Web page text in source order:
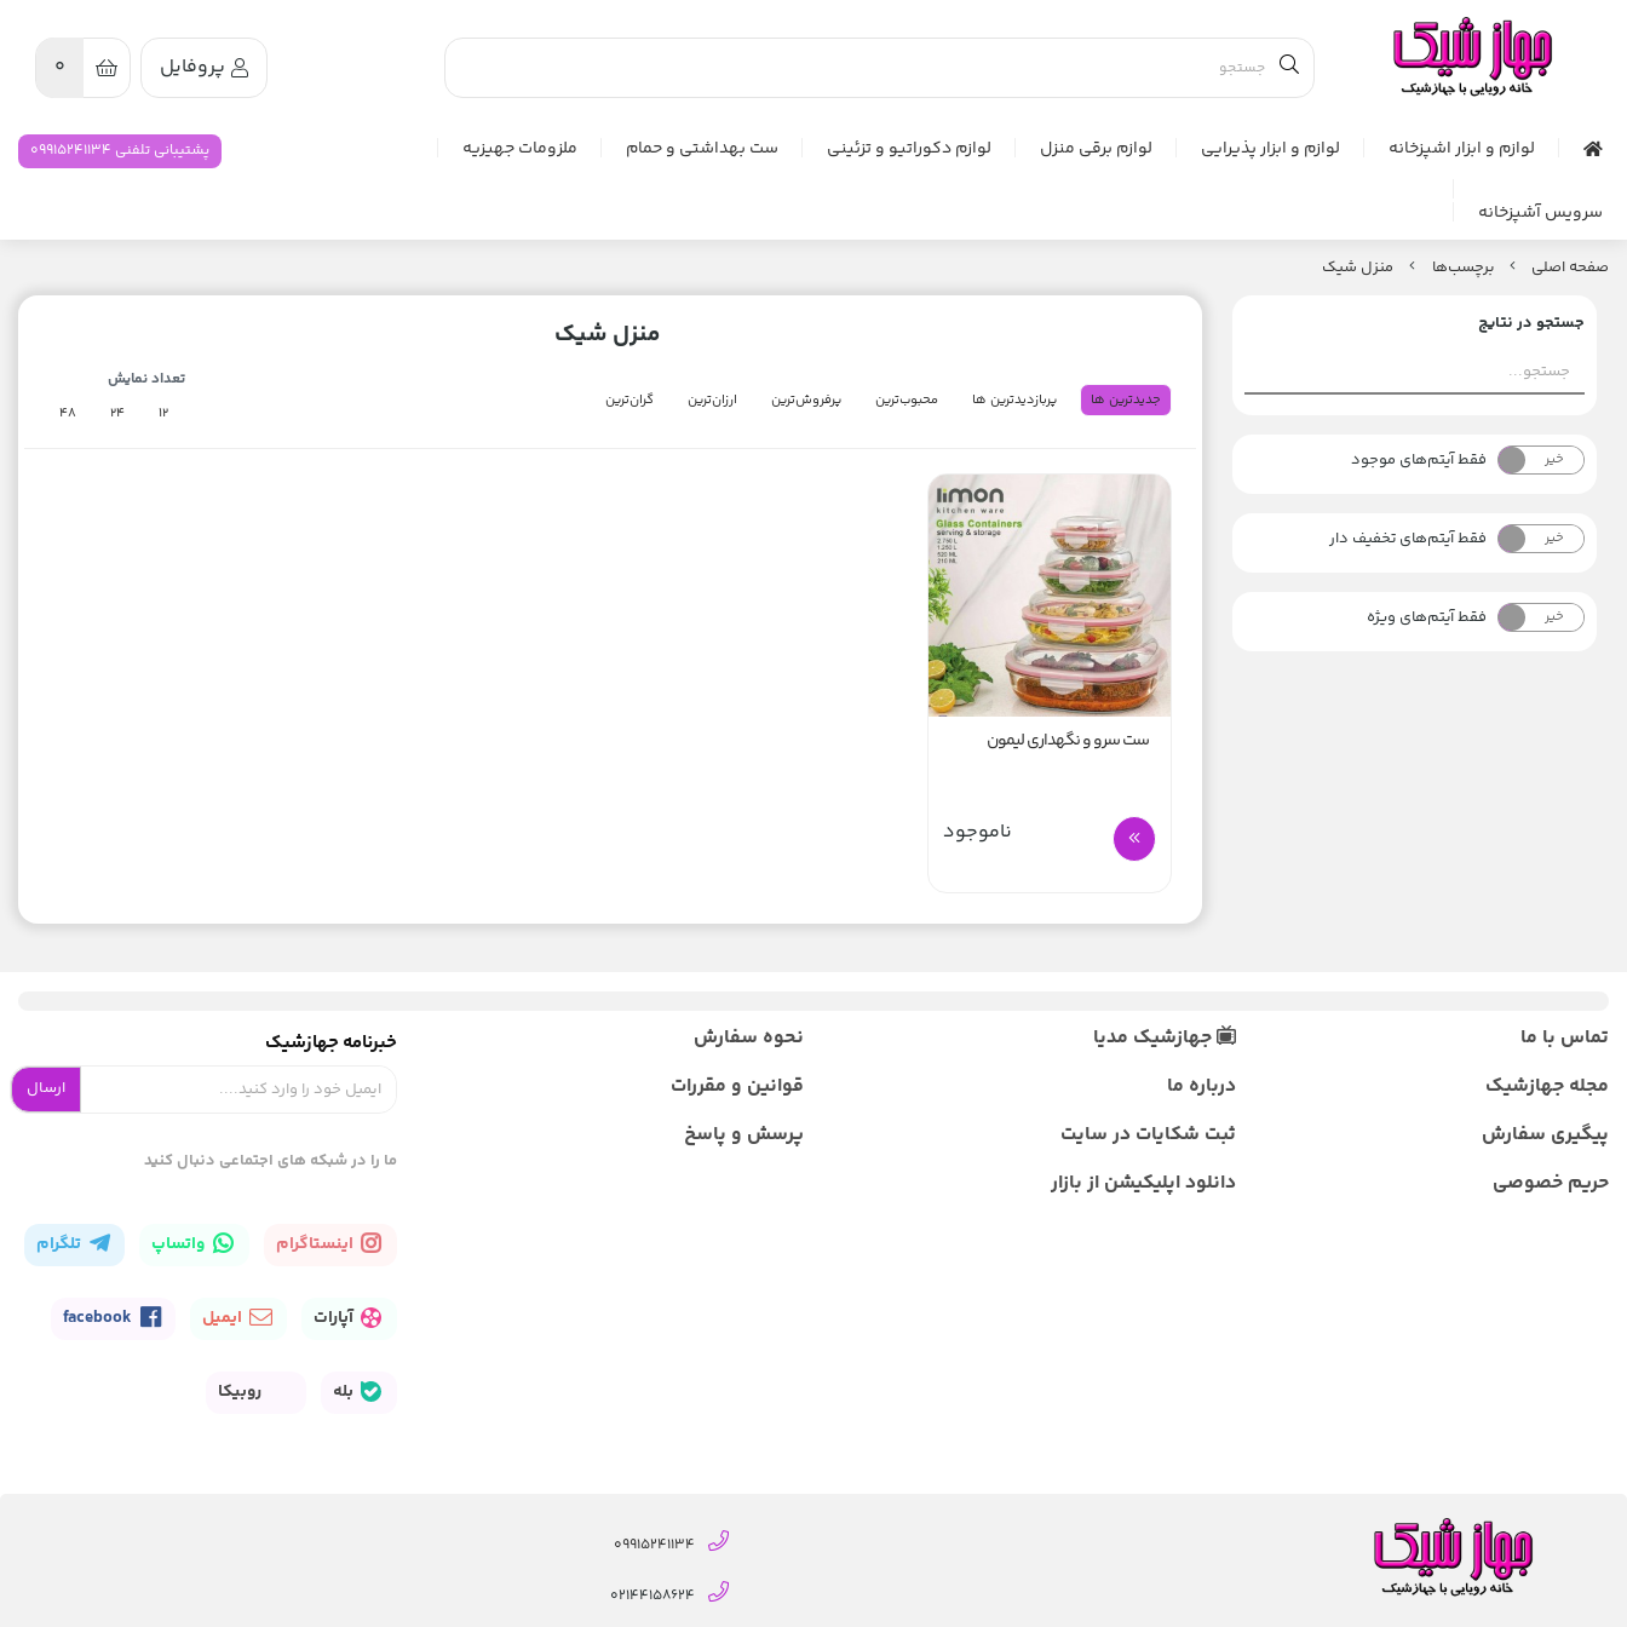
پروفایل 0
لوازم و ابزار اشپزخانه لوازم و ابزار پذیرایی لوازم برقی منزل لوازم دکوراتیو و تزئینی ست بهداشتی و حمام ملزومات جهیزیه
سرویس آشپزخانه
پشتیبانی تلفنی 09915241134
صفحه اصلی برچسب‌ها منزل شیک
جستجو در نتایج
بله خیر فقط آیتم‌های موجود
بله خیر فقط آیتم‌های تخفیف دار
بله خیر فقط آیتم‌های ویژه
منزل شیک
جدیدترین ها پربازدیدترین ها محبوب‌‌ترین پرفروش‌ترین ارزان‌ترین گران‌ترین
تعداد نمایش
12
24
48
ست سرو و نگهداری لیمون
ناموجود
تماس با ما جهازشیک مدیا
نحوه سفارش
مجله جهازشیک
درباره ما
قوانین و مقررات
پیگیری سفارش
ثبت شکایات در سایت
پرسش و پاسخ
حریم خصوصی
دانلود اپلیکیشن از بازار
خبرنامه جهازشیک
ارسال
ما را در شبکه های اجتماعی دنبال کنید
اینستاگرام واتساپ تلگرام
آپارات ایمیل
بله روبیکا
09915241134
02144158624